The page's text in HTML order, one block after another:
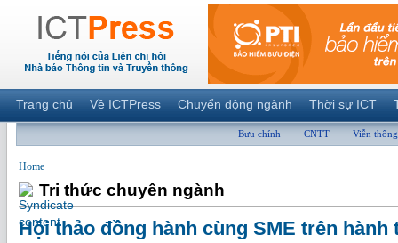
Trang chủ Về ICTPress Chuyển động ngành Thời sự ICT
Bưu chính CNTT Viễn thông
Home
Tri thức chuyên ngành
Hội thảo đồng hành cùng SME trên hành